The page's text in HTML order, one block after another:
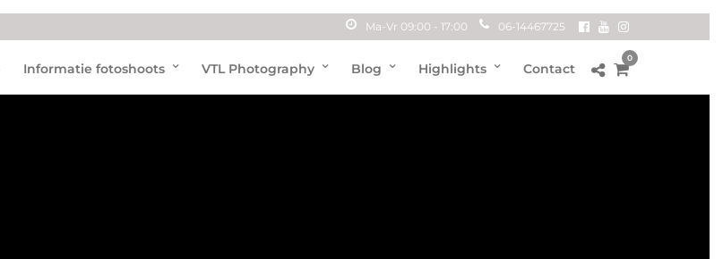
Ma-Vr 09:00 - 17:00 06-14467725
Informatie fotoshoots VTL Photography Blog Highlights Contact
0
Verb